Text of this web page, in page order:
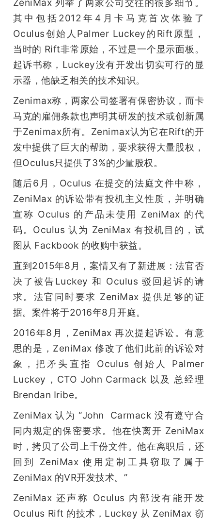
其中包括2012年4月卡马克首次体验了
Oculus创始人Palmer Luckey的Rift原型，
当时的 Rift非常原始，不过是一个显示面板。
起诉书称，Luckey没有开发出切实可行的显
示器，他缺乏相关的技术知识。
Zenimax称，两家公司签署有保密协议，而卡
马克的雇佣条款也声明其研发的技术或创新属
于Zenimax所有。Zenimax认为它在Rift的开
发中提供了巨大的帮助，要求获得大量股权，
但Oculus只提供了3%的少量股权。
随后6月，Oculus 在提交的法庭文件中称，
ZeniMax 的诉讼带有投机主义性质，并明确
宣称 Oculus 的产品未使用 ZeniMax 的代
码。Oculus 认为 ZeniMax 有投机目的，试
图从 Fackbook 的收购中获益。
直到2015年8月，案情又有了新进展：法官否
决了被告Luckey 和 Oculus 驳回起诉的请
求。法官同时要求 ZeniMax 提供足够的证
据。案件将于2016年8月开庭。
2016年8月，ZeniMax 再次提起诉讼。有意
思的是，ZeniMax 修改了他们此前的诉讼对
象，把矛头直指 Oculus 创始人 Palmer
Luckey，CTO John Carmack 以及 总经理
Brendan Iribe。
ZeniMax 认为 “John  Carmack 没有遵守合
同内规定的保密要求。他在快离开 ZeniMax
时，拷贝了公司上千份文件。他在离职后，还
回到 ZeniMax 使用定制工具窃取了属于
ZeniMax 的VR开发技术。”
ZeniMax 还声称 Oculus 内部没有能开发
Oculus Rift 的技术，Luckey 从 ZeniMax 窃